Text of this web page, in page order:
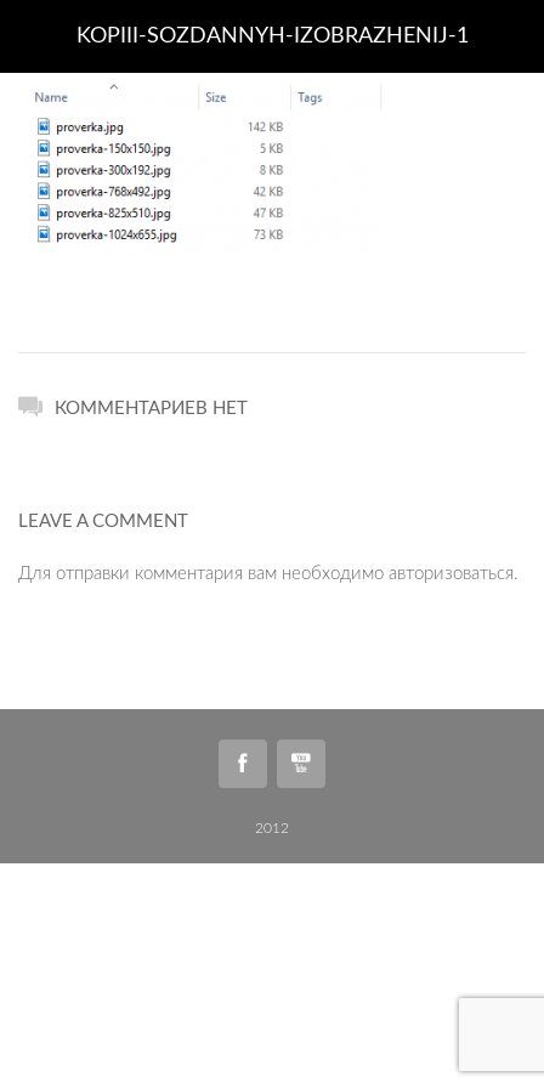
KOPIII-SOZDANNYH-IZOBRAZHENIJ-1
КОММЕНТАРИЕВ НЕТ
LEAVE A COMMENT
Для отправки комментария вам необходимо авторизоваться.
2012